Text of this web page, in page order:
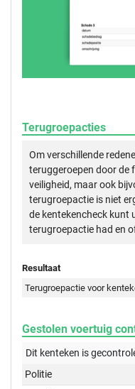
Terugroepacties
Om verschillende
teruggeroepen door de
veiligheid, maar ook
terugroepactie is niet
de kentekencheck kunt
terugroepactie had en
Resultaat
Terugroepactie voor
Gestolen voertuig
Dit kenteken is
Politie